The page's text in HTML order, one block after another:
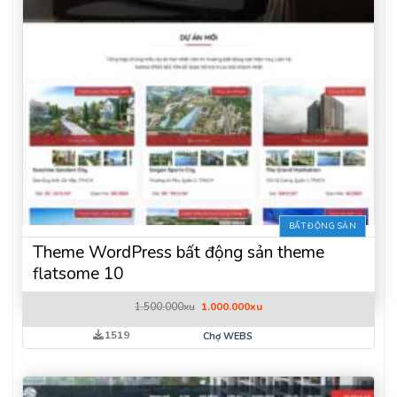
BẤT ĐỘNG SẢN
Theme WordPress bất động sản theme
flatsome 10
1.500.000xu Giá
là:
1.500.000xu.
1.000.000xuGiá
tại
1519 Chợ WEBS